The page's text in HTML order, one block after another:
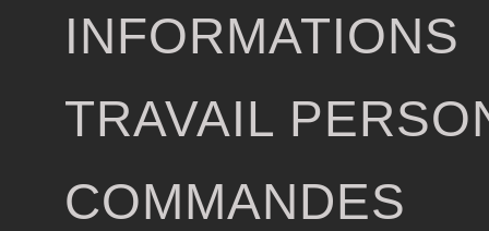
INFORMATIONS
TRAVAIL
COMMANDES